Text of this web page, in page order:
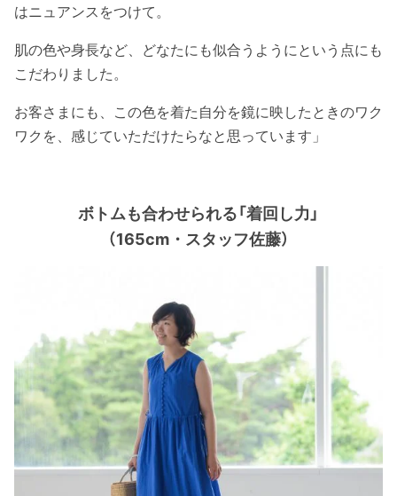
はニュアンスをつけて。
肌の色や身長など、どなたにも似合うようにという点にも
こだわりました。
お客さまにも、この色を着た自分を鏡に映したときのワク
ワクを、感じていただけたらなと思っています」
ボトムも合わせられる「着回し力」
（165cm・スタッフ佐藤）